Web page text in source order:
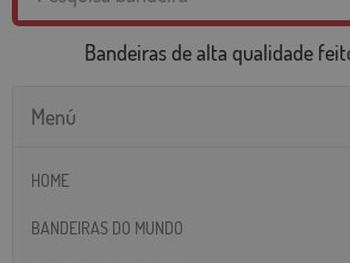
Bandeiras de alta qualidade
Menú
HOME
BANDEIRAS DO MUNDO